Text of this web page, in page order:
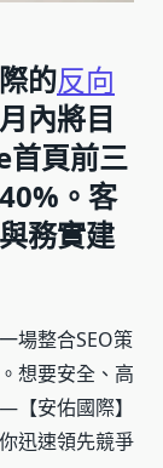
的反向
內將目
首頁前三
。客
務實建
場整合SEO策
想要安全、高
安佑國際】
迅速領先競爭